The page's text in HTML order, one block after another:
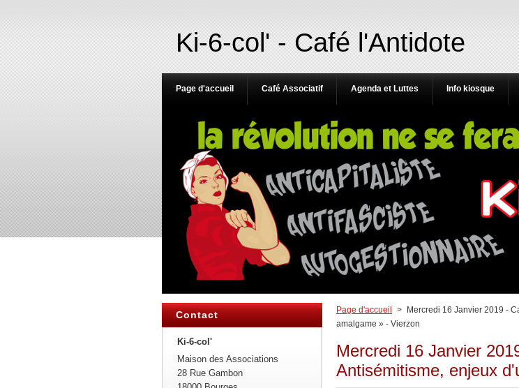
Ki-6-col' - Café l'Antidote
Page d'accueil >
Mercredi 16 Janvier 2019 -
amalgame » - Vierzon
Mercredi 16 Janvier
Antisémitisme, enjeux
Contact
Ki-6-col'
Maison des Associations
28 Rue Gambon
Page d'accueil Café Associatif Agenda et Luttes Info kiosque